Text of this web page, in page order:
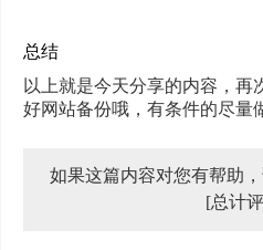
总结
以上就是今天分享的内容，再
好网站备份哦，有条件的尽量
如果这篇内容对您有帮助，
[总计